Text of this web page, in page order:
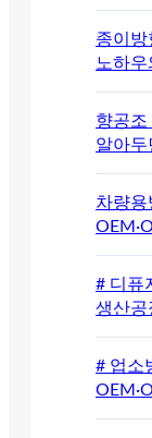
종이방
노하우
향공조
알아두
차량용
# 디퓨
생산공
# 업소